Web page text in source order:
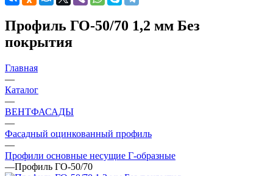
Профиль ГО-50/70 1,2 мм Без
покрытия
Главная
—
Каталог
—
ВЕНТФАСАДЫ
—
Фасадный оцинкованный профиль
—
Профили основные несущие Г-образные
—Профиль ГО-50/70